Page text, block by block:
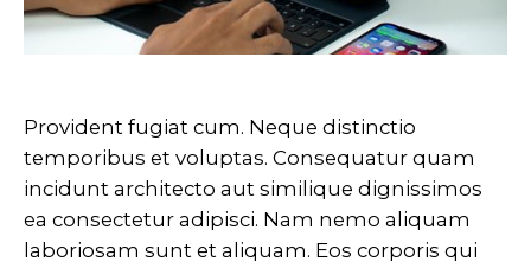
Provident fugiat cum. Neque distinctio
temporibus et voluptas. Consequatur quam
incidunt architecto aut similique dignissimos
ea consectetur adipisci. Nam nemo aliquam
laboriosam sunt et aliquam. Eos corporis qui